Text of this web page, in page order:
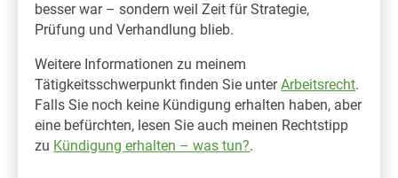
besser war – sondern weil Zeit für Strategie,
Prüfung und Verhandlung blieb.
Weitere Informationen zu meinem
Tätigkeitsschwerpunkt finden Sie unterArbeitsrecht.
Falls Sie noch keine Kündigung erhalten haben, aber
eine befürchten, lesen Sie auch meinen Rechtstipp
zu Kündigung erhalten – was tun?.